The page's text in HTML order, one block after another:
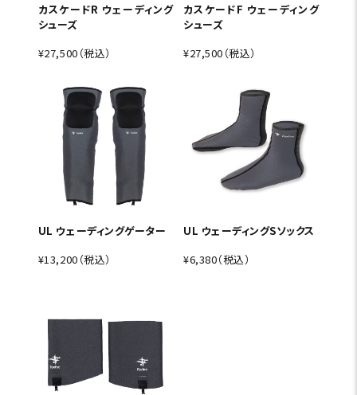
カスケードR ウェーディング
シューズ
¥27,500（税込）
カスケードF ウェーディング
シューズ
¥27,500（税込）
UL ウェーディングゲーター
¥13,200（税込）
UL ウェーディングSソックス
¥6,380（税込）